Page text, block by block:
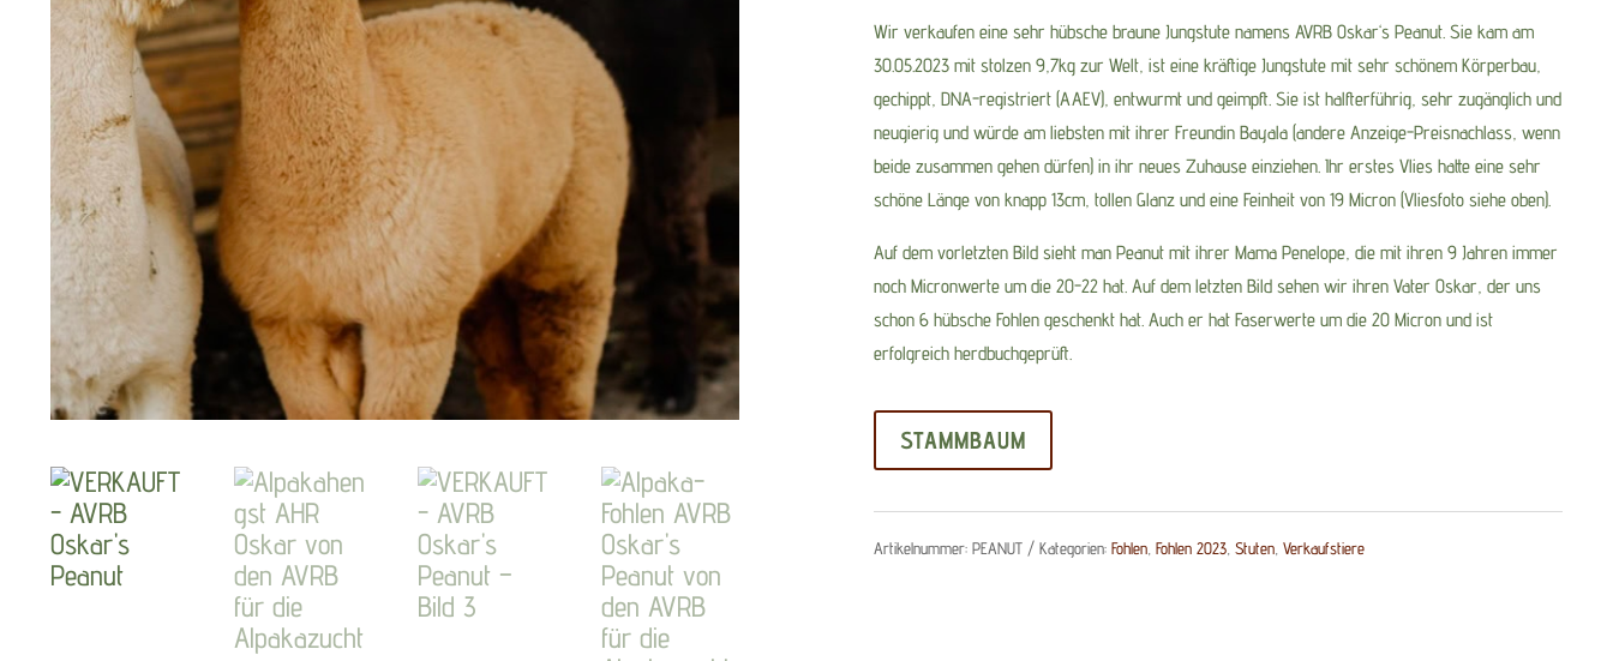
Wir verkaufen eine sehr hübsche braune Jungstute namens AVRB Oskar‘s Peanut. Sie kam am
30.05.2023 mit stolzen 9,7kg zur Welt, ist eine kräftige Jungstute mit sehr schönem Körperbau,
gechippt, DNA-registriert (AAEV), entwurmt und geimpft. Sie ist halfterführig, sehr zugänglich und
neugierig und würde am liebsten mit ihrer Freundin Bayala (andere Anzeige-Preisnachlass, wenn
beide zusammen gehen dürfen) in ihr neues Zuhause einziehen. Ihr erstes Vlies hatte eine sehr
schöne Länge von knapp 13cm, tollen Glanz und eine Feinheit von 19 Micron (Vliesfoto siehe oben).
Auf dem vorletzten Bild sieht man Peanut mit ihrer Mama Penelope, die mit ihren 9 Jahren immer
noch Micronwerte um die 20-22 hat. Auf dem letzten Bild sehen wir ihren Vater Oskar, der uns
schon 6 hübsche Fohlen geschenkt hat. Auch er hat Faserwerte um die 20 Micron und ist
erfolgreich herdbuchgeprüft.
STAMMBAUM
Artikelnummer: PEANUT Kategorien: Fohlen, Fohlen 2023, Stuten, Verkaufstiere